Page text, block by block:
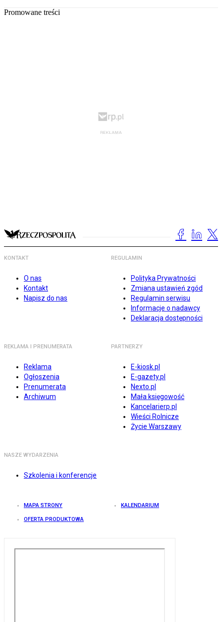
Promowane treści
KONTAKT
O nas
Kontakt
Napisz do nas
REGULAMIN
Polityka Prywatności
Zmiana ustawień zgód
Regulamin serwisu
Informacje o nadawcy
Deklaracja dostępności
REKLAMA I PRENUMERATA
Reklama
Ogłoszenia
Prenumerata
Archiwum
PARTNERZY
E-kiosk.pl
E-gazety.pl
Nexto.pl
Mała księgowość
Kancelarierp.pl
Wieści Rolnicze
Życie Warszawy
NASZE WYDARZENIA
Szkolenia i konferencje
MAPA STRONY KALENDARIUM
OFERTA PRODUKTOWA